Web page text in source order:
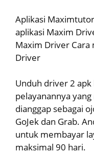
Aplikasi
aplikasi Maxim
Maxim Driver
Driver
Unduh driver 2
pelayanannya
dianggap sebagai
GoJek dan Grab.
untuk membayar
maksimal 90 hari.